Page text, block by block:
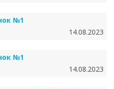
№1
14.08.2023
№1
14.08.2023